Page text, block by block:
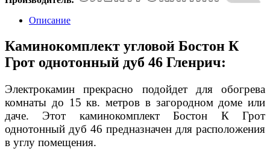
Описание
Каминокомплект угловой Бостон К
Грот однотонный дуб 46 Гленрич:
Электрокамин прекрасно подойдет для обогрева
комнаты до 15 кв. метров в загородном доме или
даче. Этот каминокомплект Бостон К Грот
однотонный дуб 46 предназначен для расположения
в углу помещения.